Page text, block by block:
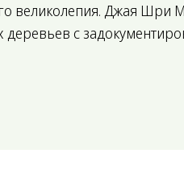
великолепия. Джая Шри
деревьев с